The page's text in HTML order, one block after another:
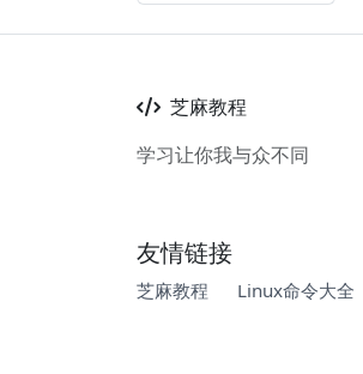
芝麻教程
学习让你我与众不同
友情链接
芝麻教程 Linux命令大全